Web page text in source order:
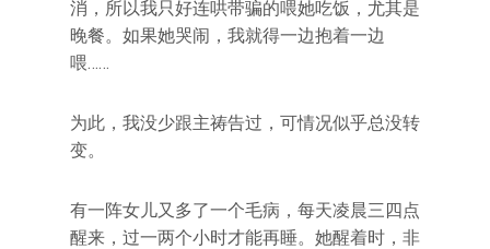
消，所以我只好连哄带骗的喂她吃饭，尤其是
晚餐。如果她哭闹，我就得一边抱着一边
喂……
为此，我没少跟主祷告过，可情况似乎总没转
变。
有一阵女儿又多了一个毛病，每天凌晨三四点
醒来，过一两个小时才能再睡。她醒着时，非